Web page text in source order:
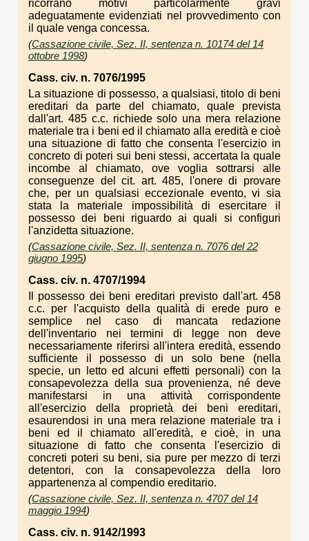
ricorrano motivi particolarmente gravi
adeguatamente evidenziati nel provvedimento con
il quale venga concessa.
(Cassazione civile, Sez. II, sentenza n. 10174 del 14
ottobre 1998)
Cass. civ. n. 7076/1995
La situazione di possesso, a qualsiasi, titolo di beni
ereditari da parte del chiamato, quale prevista
dall'art. 485 c.c. richiede solo una mera relazione
materiale tra i beni ed il chiamato alla eredità e cioè
una situazione di fatto che consenta l'esercizio in
concreto di poteri sui beni stessi, accertata la quale
incombe al chiamato, ove voglia sottrarsi alle
conseguenze del cit. art. 485, l'onere di provare
che, per un qualsiasi eccezionale evento, vi sia
stata la materiale impossibilità di esercitare il
possesso dei beni riguardo ai quali si configuri
l'anzidetta situazione.
(Cassazione civile, Sez. II, sentenza n. 7076 del 22
giugno 1995)
Cass. civ. n. 4707/1994
Il possesso dei beni ereditari previsto dall'art. 458
c.c. per l'acquisto della qualità di erede puro e
semplice nel caso di mancata redazione
dell'inventario nei termini di legge non deve
necessariamente riferirsi all'intera eredità, essendo
sufficiente il possesso di un solo bene (nella
specie, un letto ed alcuni effetti personali) con la
consapevolezza della sua provenienza, né deve
manifestarsi in una attività corrispondente
all'esercizio della proprietà dei beni ereditari,
esaurendosi in una mera relazione materiale tra i
beni ed il chiamato all'eredità, e cioè, in una
situazione di fatto che consenta l'esercizio di
concreti poteri su beni, sia pure per mezzo di terzi
detentori, con la consapevolezza della loro
appartenenza al compendio ereditario.
(Cassazione civile, Sez. II, sentenza n. 4707 del 14
maggio 1994)
Cass. civ. n. 9142/1993